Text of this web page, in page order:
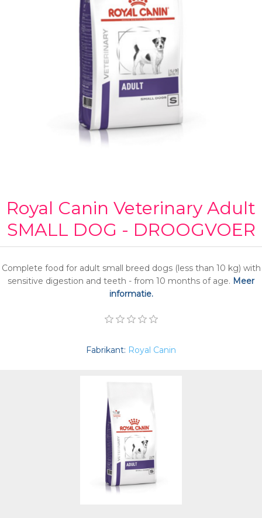
Royal Canin Veterinary Adult
SMALL DOG - DROOGVOER
Complete food for adult small breed dogs (less than 10 kg) with
sensitive digestion and teeth - from 10 months of age. Meer
informatie.
Fabrikant: Royal Canin